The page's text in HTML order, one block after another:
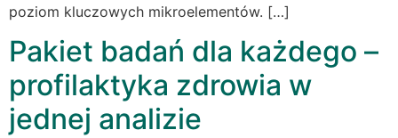
poziom kluczowych mikroelementów. […]
Pakiet badań dla każdego –
profilaktyka zdrowia w
jednej analizie